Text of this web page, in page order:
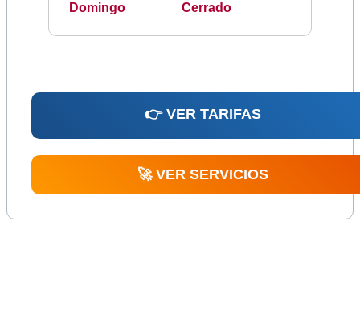
Domingo Cerrado
👉 VER TARIFAS
🚀 VER SERVICIOS